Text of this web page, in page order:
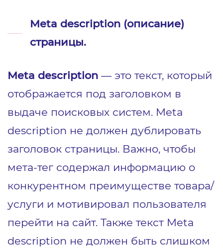
Meta description (описание)
страницы.
Meta description — это текст, который
отображается под заголовком в
выдаче поисковых систем. Meta
description не должен дублировать
заголовок страницы. Важно, чтобы
мета-тег содержал информацию о
конкурентном преимуществе товара/
услуги и мотивировал пользователя
перейти на сайт. Также текст Meta
description не должен быть слишком